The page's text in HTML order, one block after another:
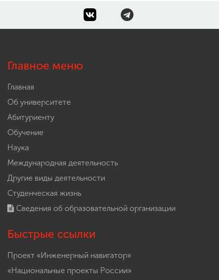
Главное меню
Главная
Об университете
Абитуриенту
Обучение
Наука
Международная деятельность
Другие виды деятельности
Студенческая жизнь
Сведения об образовательной организации
Быстрые ссылки
Проект «Инженерный навигатор»
«Национальные проекты России»